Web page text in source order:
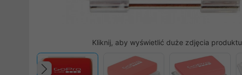
Kliknij, aby wyświetlić duże zdjęcia produktu